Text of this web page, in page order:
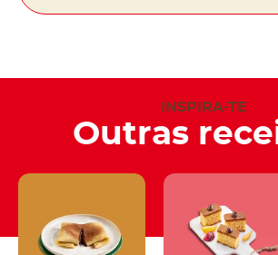
INSPIRA-TE
Outras